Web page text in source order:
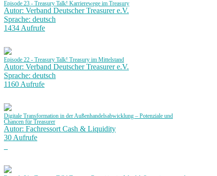
Episode 23 - Treasury Talk! Karrierewege im Treasury
Autor: Verband Deutscher Treasurer e.V.
Sprache: deutsch
1434 Aufrufe
Episode 22 - Treasury Talk! Treasury im Mittelstand
Autor: Verband Deutscher Treasurer e.V.
Sprache: deutsch
1160 Aufrufe
Digitale Transformation in der Außenhandelsabwicklung – Potenziale und
Chancen für Treasurer
Autor: Fachressort Cash & Liquidity
30 Aufrufe